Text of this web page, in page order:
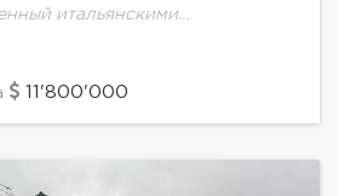
итальянскими
оникс, дерево. Отделка фасада
дома: 3
11'800'000